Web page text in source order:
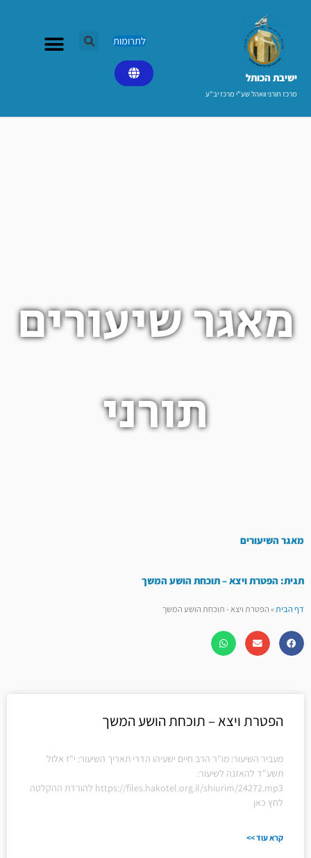
ישיבת הכותל​
מרכז תורני וואהל שע"י מרכז יב"ע
לתרומות
מאגר שיעורים
תורני
מאגר השיעורים
תגית: הפטרת ויצא – תוכחת הושע המשך
דף הבית»הפטרת ויצא - תוכחת הושע המשך
הפטרת ויצא – תוכחת הושע המשך
מעביר השיעור: מו"ר הרב חיים ישעיהו הדרי תאריך השיעור: י"ז אלול
תשע"ד להאזנה לשיעור:
https://files.hakotel.org.il/shiurim/24272.mp3 להורדת ההקלטה
לחץ כאן
קרא עוד >>